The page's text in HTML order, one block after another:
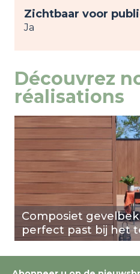
Zichtbaar voor
Ja
Découvrez
réalisations
Composiet
perfect past bij het
Image
weergeven